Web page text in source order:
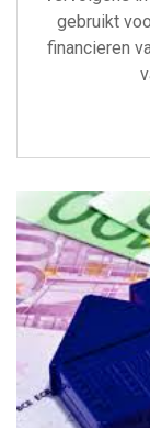
gebruikt
financieren